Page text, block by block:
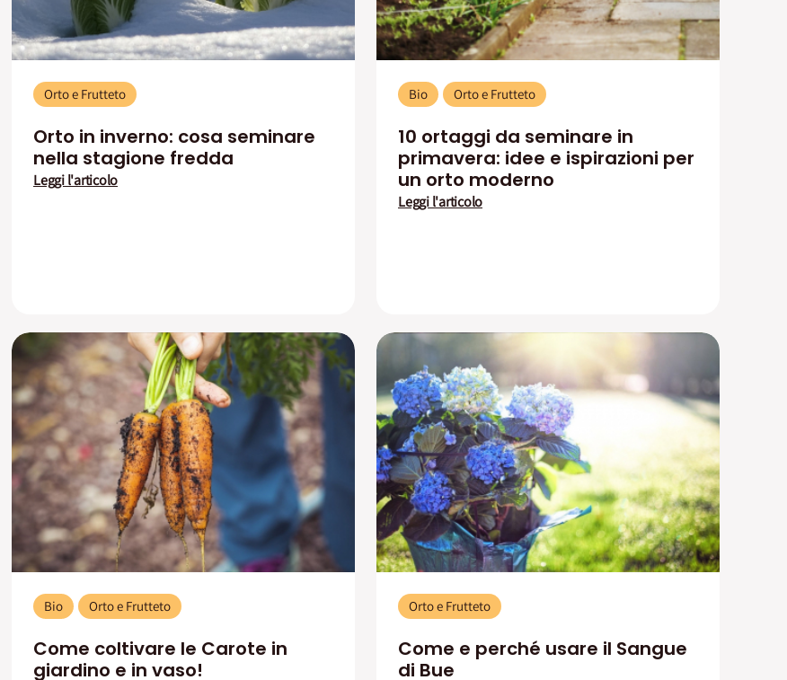
Orto e Frutteto
Orto in inverno: cosa seminare
nella stagione fredda
Leggi l'articolo
Bio Orto e Frutteto
10 ortaggi da seminare in
primavera: idee e ispirazioni per
un orto moderno
Leggi l'articolo
Bio Orto e Frutteto
Come coltivare le Carote in
giardino e in vaso!
Orto e Frutteto
Come e perché usare il Sangue
di Bue